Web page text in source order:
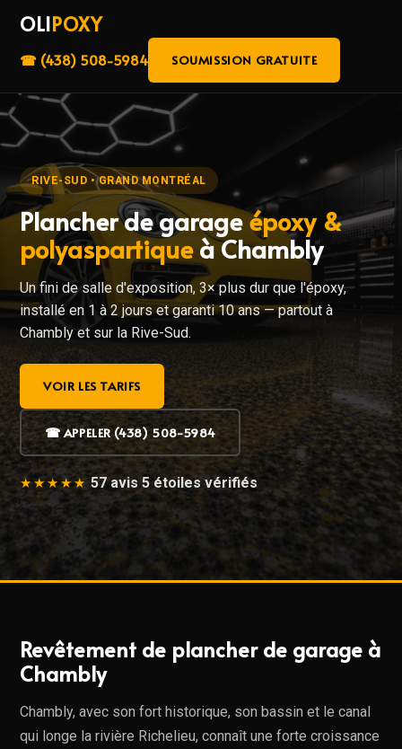
OLIPOXY
☎ (438) 508-5984 SOUMISSION GRATUITE
RIVE-SUD • GRAND MONTRÉAL
Plancher de garageépoxy &
polyaspartiqueà Chambly
Un fini de salle d'exposition, 3× plus dur que l'époxy,
installé en 1 à 2 jours et garanti 10 ans — partout à
Chambly et sur la Rive-Sud.
VOIR LES TARIFS
☎ APPELER (438) 508-5984
★★★★★ 57 avis 5 étoiles vérifiés
Revêtement de plancher de garage à
Chambly
Chambly, avec son fort historique, son bassin et le canal
qui longe la rivière Richelieu, connaît une forte croissance